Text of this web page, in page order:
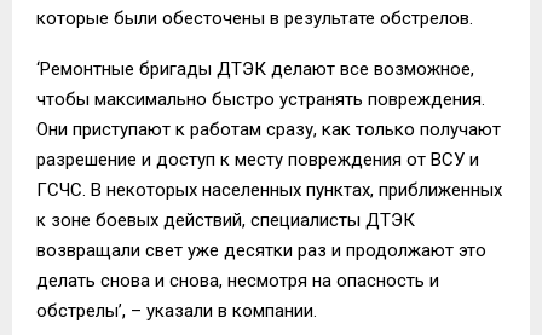
которые были обесточены в результате обстрелов.
‘Ремонтные бригады ДТЭК делают все возможное,
чтобы максимально быстро устранять повреждения.
Они приступают к работам сразу, как только получают
разрешение и доступ к месту повреждения от ВСУ и
ГСЧС. В некоторых населенных пунктах, приближенных
к зоне боевых действий, специалисты ДТЭК
возвращали свет уже десятки раз и продолжают это
делать снова и снова, несмотря на опасность и
обстрелы’, – указали в компании.